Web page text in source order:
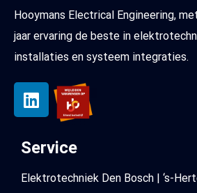
Hooymans Electrical Engineering,
jaar ervaring de beste in
installaties en systeem integraties.
Service
Elektrotechniek Den Bosch | ‘s-